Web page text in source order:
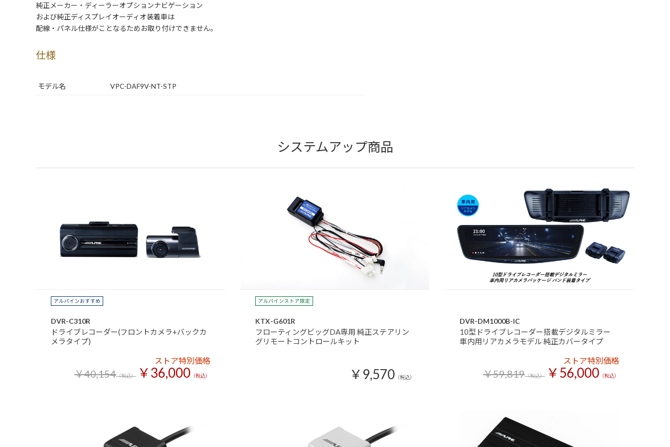
純正メーカー・ディーラーオプションナビゲーション
および純正ディスプレイオーディオ装着車は
配線・パネル仕様がことなるためお取り付けできません。
仕様
モデル名 VPC-DAF9V-NT-STP
システムアップ商品
DVR-C310R
ドライブレコーダー(フロントカメラ+バックカ
メラタイプ)
ストア特別価格
￥40,154（税込） ￥36,000 （税込）
KTX-G601R
フローティングビッグDA専用 純正ステアリン
グリモートコントロールキット
￥9,570 （税込）
DVR-DM1000B-IC
10型ドライブレコーダー搭載デジタルミラー
車内用リアカメラモデル 純正カバータイプ
ストア特別価格
￥59,819（税込） ￥56,000 （税込）